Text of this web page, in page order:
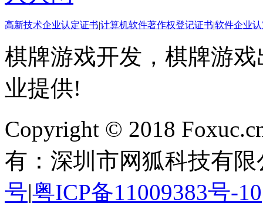
高新技术企业认定证书|计算机软件著作权登记证书|软件企业
棋牌游戏开发，棋牌游
业提供!
Copyright © 2018
有：深圳市网狐科技有限
号|粤ICP备11009383号-10